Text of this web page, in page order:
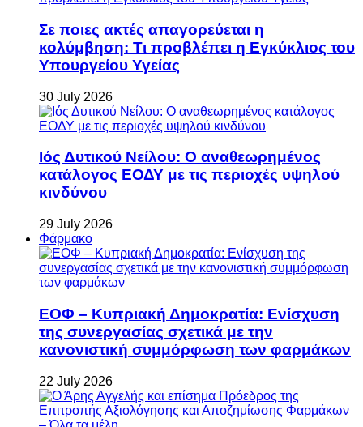
Σε ποιες ακτές απαγορεύεται η
κολύμβηση: Τι προβλέπει η Εγκύκλιος του
Υπουργείου Υγείας
30 July 2026
Ιός Δυτικού Νείλου: Ο αναθεωρημένος
κατάλογος ΕΟΔΥ με τις περιοχές υψηλού
κινδύνου
29 July 2026
Φάρμακο
ΕΟΦ – Κυπριακή Δημοκρατία: Ενίσχυση
της συνεργασίας σχετικά με την
κανονιστική συμμόρφωση των φαρμάκων
22 July 2026